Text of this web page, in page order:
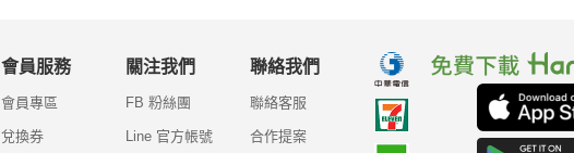
會員服務
會員專區
兌換券
關注我們
FB 粉絲團
Line 官方帳號
聯絡我們
聯絡客服
合作提案